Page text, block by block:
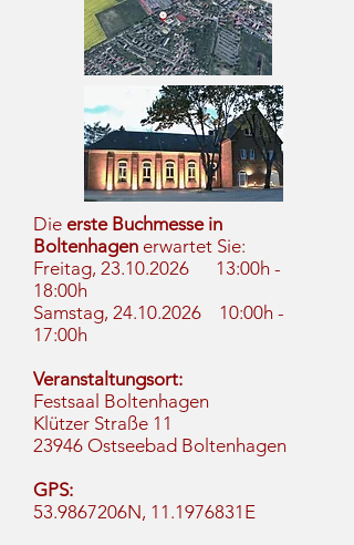
Die erste Buchmesse in
Boltenhagen erwartet Sie:
Freitag, 23.10.2026 13:00h -
18:00h
Samstag, 24.10.2026 10:00h -
17:00h
Veranstaltungsort:
Festsaal Boltenhagen
Klützer Straße 11
23946 Ostseebad Boltenhagen
GPS:
53.9867206N, 11.1976831E